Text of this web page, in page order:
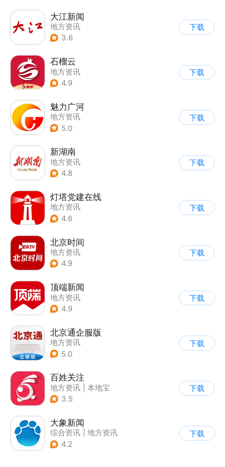
大江新闻
地方资讯
3.6
下载
石榴云
地方资讯
4.9
下载
魅力广河
地方资讯
5.0
下载
新湖南
地方资讯
4.8
下载
灯塔党建在线
地方资讯
4.6
下载
北京时间
地方资讯
4.9
下载
顶端新闻
地方资讯
4.9
下载
北京通企服版
地方资讯
5.0
下载
百姓关注
地方资讯
本地宝
3.5
下载
大象新闻
综合资讯
地方资讯
4.2
下载